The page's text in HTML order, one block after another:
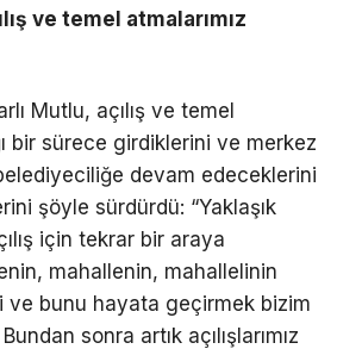
ve temel atmalarımız
Mutlu, açılış ve temel
bir sürece girdiklerini ve merkez
devam edeceklerini
şöyle sürdürdü: “Yaklaşık
için tekrar bir araya
mahallenin, mahallelinin
ve bunu hayata geçirmek bizim
sonra artık açılışlarımız